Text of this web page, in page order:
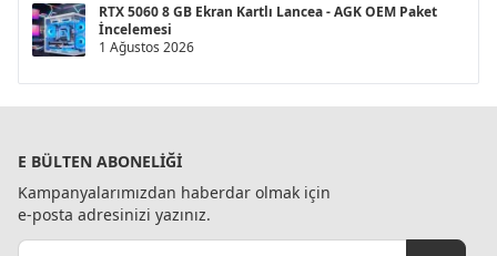
RTX 5060 8 GB Ekran Kartlı Lancea - AGK OEM Paket
İncelemesi
1 Ağustos 2026
E BÜLTEN ABONELIĞI
Kampanyalarımızdan haberdar olmak için
e-posta adresinizi yazınız.